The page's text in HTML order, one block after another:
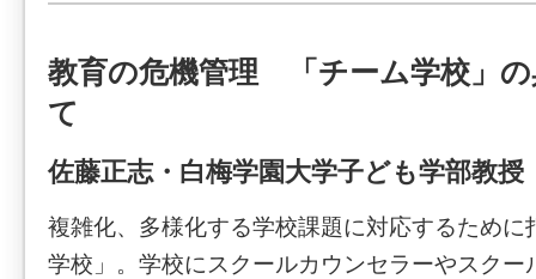
教育の危機管理 「チーム学校」の
て
佐藤正志・白梅学園大学子ども学部教授
複雑化、多様化する学校課題に対応するために
学校」。学校にスクールカウンセラーやスクー